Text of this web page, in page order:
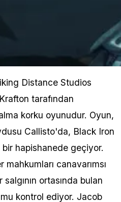
Distance Studios
tarafından
korku oyunudur. Oyun,
Callisto'da, Black Iron
hapishanede geçiyor.
canavarımsı
ortasında bulan
kontrol ediyor. Jacob